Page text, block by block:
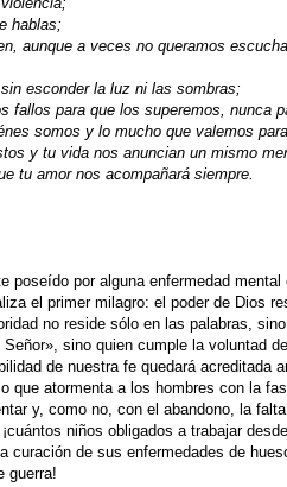
hablas;
aunque a veces no queramos
esconder la luz ni las sombras;
fallos para que los superemos, nunca
somos y lo mucho que valemos
y tu vida nos anuncian un mismo
tu amor nos acompañará siempre.
poseído por alguna enfermedad
el primer milagro: el poder de Dios
no reside sólo en las palabras, sino
sino quien cumple la voluntad
de nuestra fe quedará acreditada
que atormenta a los hombres con la
y, como no, con el abandono, la
niños obligados a trabajar
curación de sus enfermedades de
guerra!